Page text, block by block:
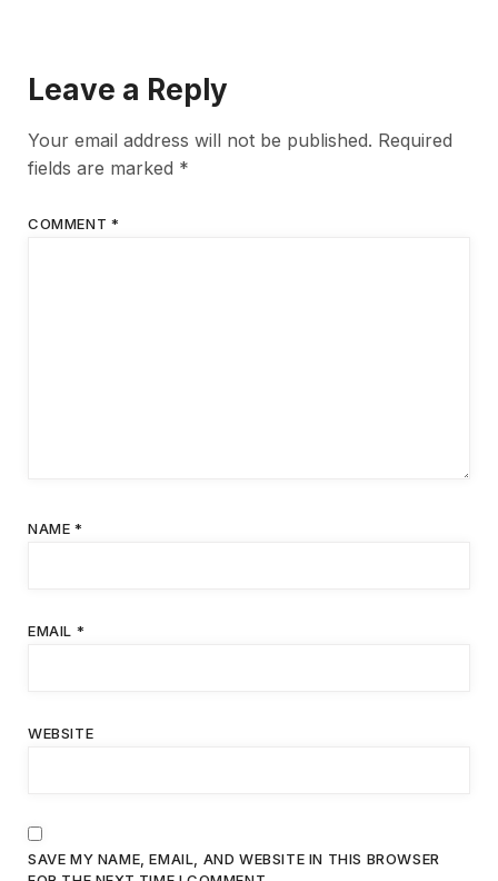
Leave a Reply
Your email address will not be published. Required
fields are marked *
COMMENT *
NAME *
EMAIL *
WEBSITE
SAVE MY NAME, EMAIL, AND WEBSITE IN THIS BROWSER